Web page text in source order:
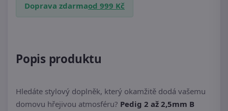
Doprava zdarmaod 999 Kč
Popis produktu
Hledáte stylový doplněk, který okamžitě dodá vašemu
domovu hřejivou atmosféru? Pedig 2 až 2,5mm B